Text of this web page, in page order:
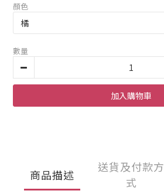
顏色
數量
加入購物車
商品描述
送貨及付款方
式